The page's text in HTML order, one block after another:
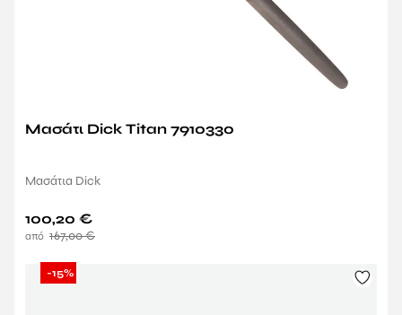
Μασάτι Dick Titan 7910330
Μασάτια Dick
167,00€
100,20 €
-15%